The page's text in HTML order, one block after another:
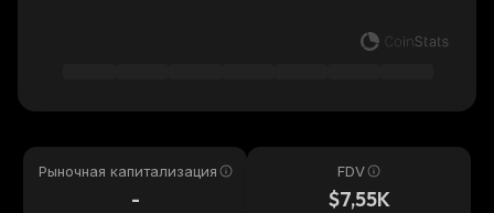
Рыночная капитализация
-
FDV
$7,55K